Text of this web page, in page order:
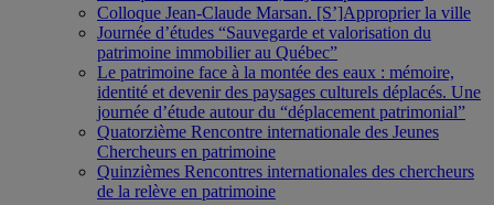
Colloque Jean-Claude Marsan. [S’]Approprier la ville
Journée d’études “Sauvegarde et valorisation du
patrimoine immobilier au Québec”
Le patrimoine face à la montée des eaux : mémoire,
identité et devenir des paysages culturels déplacés. Une
journée d’étude autour du “déplacement patrimonial”
Quatorzième Rencontre internationale des Jeunes
Chercheurs en patrimoine
Quinzièmes Rencontres internationales des chercheurs
de la relève en patrimoine